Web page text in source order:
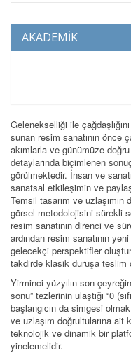
AKADEMİK
Gelenekselliği ile
sunan resim sanatının önce
akımlarla ve günümüze
detaylarında biçimlenen
görülmektedir. İnsan ve
sanatsal etkileşimin ve
Temsil tasarım ve
görsel metodolojisini sürekli
resim sanatının direnci ve
ardından resim sanatının
gelecekçi perspektifler
takdirde klasik duruşa teslim
Yirminci yüzyılın son
sonu” tezlerinin ulaştığı “0
başlangıcın da simgesi
ve uzlaşım doğrultularına
teknolojik ve dinamik bir
yinelemelidir.